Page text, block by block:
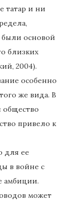
татар и ни
были основой
близких
2004).
особенно
же вида. В
общество
привело к
для ее
в войне с
амбиции.
может